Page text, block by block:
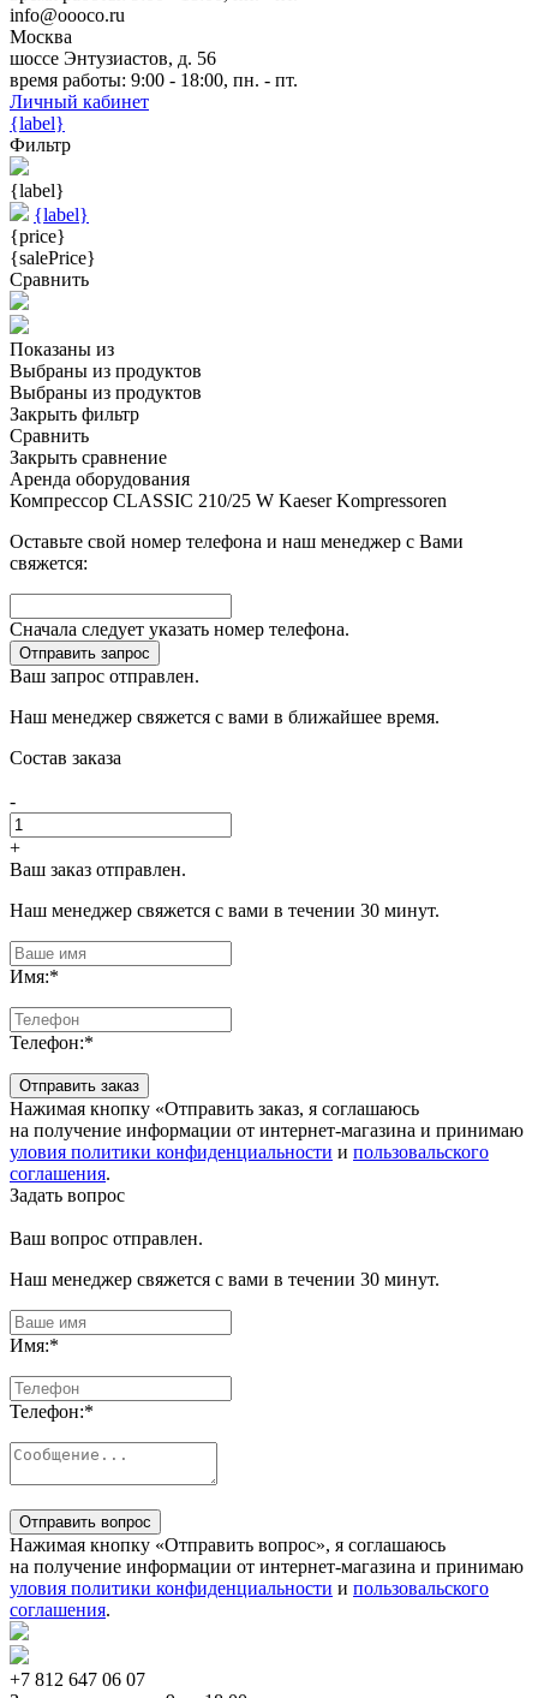
info@oooco.ru
Москва
шоссе Энтузиастов, д. 56
время работы: 9:00 - 18:00, пн. - пт.
Личный кабинет
{label}
Фильтр
{label}
{label}
{price}
{salePrice}
Сравнить
Показаны из
Выбраны из продуктов
Выбраны из продуктов
Закрыть фильтр
Сравнить
Закрыть сравнение
Аренда оборудования
Компрессор CLASSIC 210/25 W Kaeser Kompressoren
Оставьте свой номер телефона и наш менеджер с Вами
свяжется:
Сначала следует указать номер телефона.
Отправить запрос
Ваш запрос отправлен.
Наш менеджер свяжется с вами в ближайшее время.
Состав заказа
-
+
Ваш заказ отправлен.
Наш менеджер свяжется с вами в течении 30 минут.
Имя:*
Телефон:*
Отправить заказ
Нажимая кнопку «Отправить заказ, я соглашаюсь
на получение информации от интернет-магазина и принимаю
уловия политики конфиденциальности и пользовальского
соглашения.
Задать вопрос
Ваш вопрос отправлен.
Наш менеджер свяжется с вами в течении 30 минут.
Имя:*
Телефон:*
Отправить вопрос
Нажимая кнопку «Отправить вопрос», я соглашаюсь
на получение информации от интернет-магазина и принимаю
уловия политики конфиденциальности и пользовальского
соглашения.
+7 812 647 06 07